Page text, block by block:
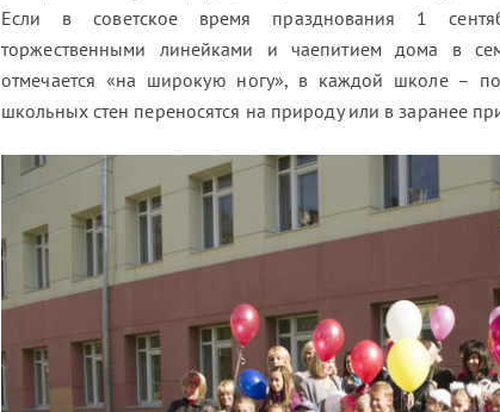
Если в советское время празднования 1
торжественными линейками и чаепитием дома в
отмечается «на широкую ногу», в каждой школе –
школьных стен переносятся на природу или в заранее